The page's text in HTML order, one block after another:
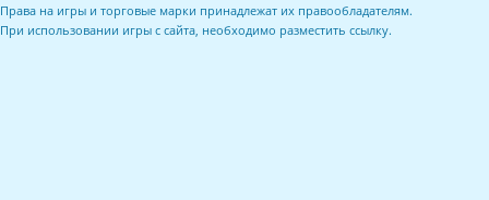
Права на игры и торговые марки принадлежат их правообладателям.
При использовании игры с сайта, необходимо разместить ссылку.